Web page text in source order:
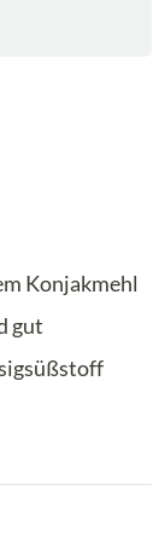
Konjakmehl
gut